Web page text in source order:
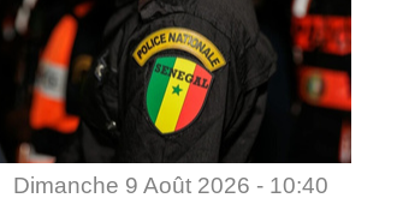
Dimanche 9 Août 2026 - 10:40